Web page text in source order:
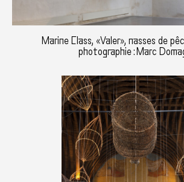
Marine Class, «Valer», nasses de
photographie : Marc